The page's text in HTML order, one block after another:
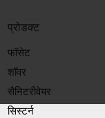
प्रोडक्ट
फॉसेट
शॉवर
सैनिटरीवेयर
सिस्टर्न